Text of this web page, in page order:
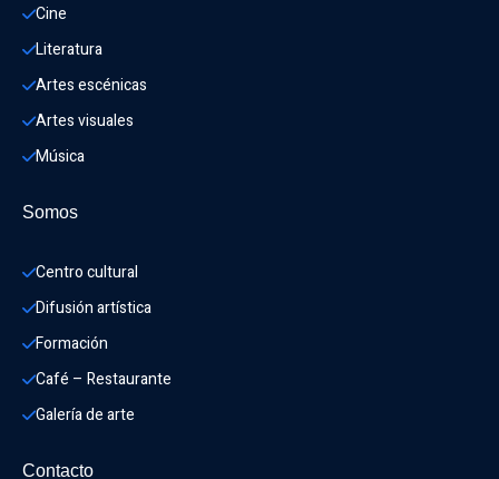
Cine
Literatura
Artes escénicas
Artes visuales
Música
Somos
Centro cultural
Difusión artística
Formación
Café – Restaurante
Galería de arte
Contacto